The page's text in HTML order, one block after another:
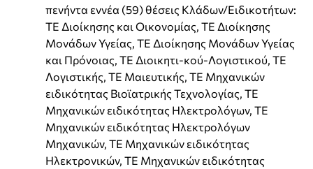
πενήντα εννέα (59) θέσεις Κλάδων/Ειδικοτήτων:
ΤΕ Διοίκησης και Οικονομίας, ΤΕ Διοίκησης
Μονάδων Υγείας, ΤΕ Διοίκησης Μονάδων Υγείας
και Πρόνοιας, ΤΕ Διοικητι-κού-Λογιστικού, ΤΕ
Λογιστικής, ΤΕ Μαιευτικής, ΤΕ Μηχανικών
ειδικότητας Βιοϊατρικής Τεχνολογίας, ΤΕ
Μηχανικών ειδικότητας Ηλεκτρολόγων, ΤΕ
Μηχανικών ειδικότητας Ηλεκτρολόγων
Μηχανικών, ΤΕ Μηχανικών ειδικότητας
Ηλεκτρονικών, ΤΕ Μηχανικών ειδικότητας